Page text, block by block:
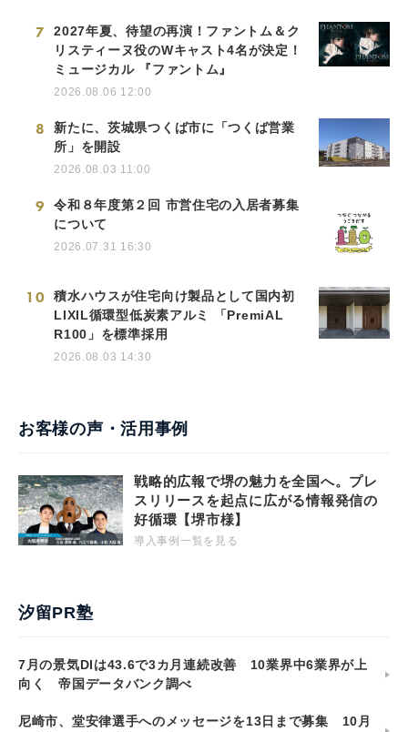
7
2027年夏、待望の再演！ファントム＆ク
リスティーヌ役のWキャスト4名が決定！
ミュージカル 『ファントム』
2026.08.06 12:00
8
新たに、茨城県つくば市に「つくば営業
所」を開設
2026.08.03 11:00
9
令和８年度第２回 市営住宅の入居者募集
について
2026.07.31 16:30
10
積水ハウスが住宅向け製品として国内初
LIXIL循環型低炭素アルミ 「PremiAL
R100」を標準採用
2026.08.03 14:30
お客様の声・活用事例
戦略的広報で堺の魅力を全国へ。プレ
スリリースを起点に広がる情報発信の
好循環【堺市様】
導入事例一覧を見る
汐留PR塾
7月の景気DIは43.6で3カ月連続改善 10業界中6業界が上
向く 帝国データバンク調べ
尼崎市、堂安律選手へのメッセージを13日まで募集 10月